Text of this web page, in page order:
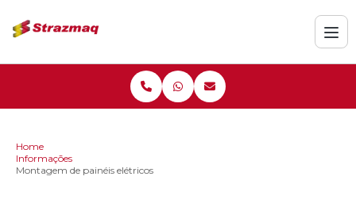
Home
Informações
Montagem de painéis elétricos